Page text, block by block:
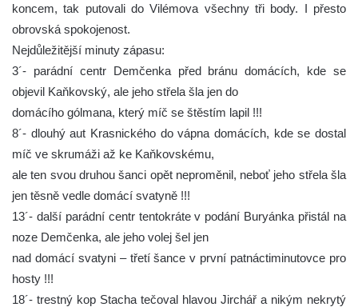
koncem, tak putovali do Vilémova všechny tři body. I přesto
obrovská spokojenost.
Nejdůležitější minuty zápasu:
3´- parádní centr Demčenka před bránu domácích, kde se
objevil Kaňkovský, ale jeho střela šla jen do
domácího gólmana, který míč se štěstím lapil !!!
8´- dlouhý aut Krasnického do vápna domácích, kde se dostal
míč ve skrumáži až ke Kaňkovskému,
ale ten svou druhou šanci opět neproměnil, neboť jeho střela šla
jen těsně vedle domácí svatyně !!!
13´- další parádní centr tentokráte v podání Buryánka přistál na
noze Demčenka, ale jeho volej šel jen
nad domácí svatyni – třetí šance v první patnáctiminutovce pro
hosty !!!
18´- trestný kop Stacha tečoval hlavou Jirchář a nikým nekrytý